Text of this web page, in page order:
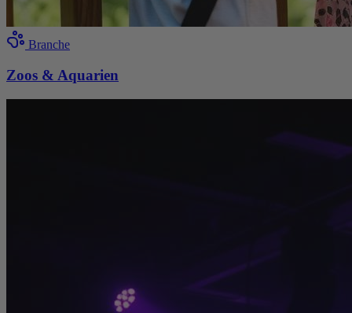
Branche
Zoos & Aquarien